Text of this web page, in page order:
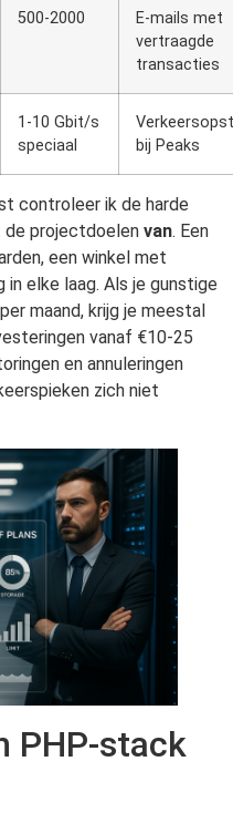
500-2000
E-mails met
vertraagde
transacties
1-10 Gbit/s
speciaal
bij Peaks
controleer ik de harde
de projectdoelen van. Een
een winkel met
elke laag. Als je gunstige
maand, krijg je meestal
vanaf €10-25
en annuleringen
zich niet
PHP-stack